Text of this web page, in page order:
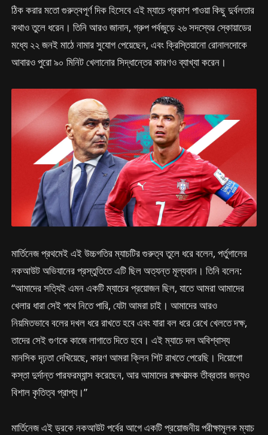
ঠিক করার মতো গুরুত্বপূর্ণ দিক হিসেবে এই ম্যাচে প্রকাশ পাওয়া কিছু দুর্বলতার
কথাও তুলে ধরেন। তিনি আরও জানান, গ্রুপ পর্বজুড়ে ২৬ সদস্যের স্কোয়াডের
মধ্যে ২২ জনই মাঠে নামার সুযোগ পেয়েছেন, এবং ক্রিস্তিয়ানো রোনালদোকে
আবারও পুরো ৯০ মিনিট খেলানোর সিদ্ধান্তের কারণও ব্যাখ্যা করেন।
মার্তিনেজ প্রথমেই এই উচ্চগতির ম্যাচটির গুরুত্ব তুলে ধরে বলেন, পর্তুগালের
নকআউট অভিযানের প্রস্তুতিতে এটি ছিল অত্যন্ত মূল্যবান। তিনি বলেন:
“আমাদের সত্যিই এমন একটি ম্যাচের প্রয়োজন ছিল, যাতে আমরা আমাদের
খেলার ধারা সেই পথে নিতে পারি, যেটা আমরা চাই। আমাদের আরও
নিয়মিতভাবে বলের দখল ধরে রাখতে হবে এবং যারা বল ধরে রেখে খেলতে দক্ষ,
তাদের সেই গুণকে কাজে লাগাতে দিতে হবে। এই ম্যাচে দল অবিশ্বাস্য
মানসিক দৃঢ়তা দেখিয়েছে, কারণ আমরা ক্লিন শিট রাখতে পেরেছি। দিয়োগো
কস্তা দুর্দান্ত পারফরম্যান্স করেছেন, আর আমাদের রক্ষণাত্মক তীব্রতার জন্যও
বিশাল কৃতিত্ব প্রাপ্য।”
মার্তিনেজ এই ড্রকে নকআউট পর্বের আগে একটি প্রয়োজনীয় পরীক্ষামূলক ম্যাচ